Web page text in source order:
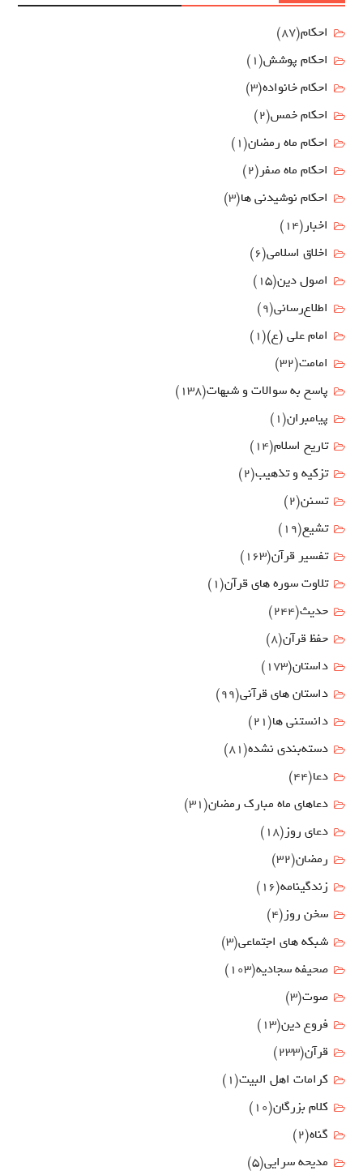
احکام(87)
احکام پوشش(1)
احکام خانواده(3)
احکام خمس(2)
احکام ماه رمضان(1)
احکام ماه صفر(2)
احکام نوشیدنی ها(3)
اخبار(14)
اخلاق اسلامی(6)
اصول دين(15)
اطلاع‌رسانی(9)
امام علي (ع)(1)
امامت(32)
پاسخ به سوالات و شبهات(138)
پیامبران(1)
تاریخ اسلام(14)
تزکیه و تذهیب(2)
تسنن(2)
تشیع(19)
تفسیر قرآن(163)
تلاوت سوره های قرآن(1)
حدیث(244)
حفظ قرآن(8)
داستان(173)
داستان های قرآنی(99)
دانستنی ها(21)
دسته‌بندی نشده(81)
دعا(44)
دعاهای ماه مبارک رمضان(31)
دعای روز(18)
رمضان(32)
زندگینامه(16)
سخن روز(4)
شبکه های اجتماعی(3)
صحیفه سجادیه(103)
صوت(3)
فروع دين(13)
قرآن(233)
كرامات اهل البيت(1)
کلام بزرگان(10)
گناه(2)
مدیحه سرایی(5)